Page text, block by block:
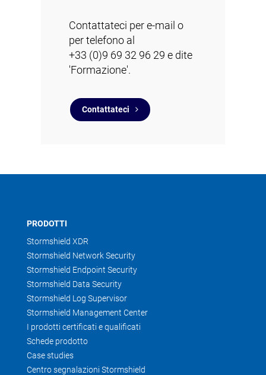
Contattateci per e-mail o
per telefono al
+33 (0)9 69 32 96 29 e dite
'Formazione'.
Contattateci
PRODOTTI
Stormshield XDR
Stormshield Network Security
Stormshield Endpoint Security
Stormshield Data Security
Stormshield Log Supervisor
Stormshield Management Center
I prodotti certificati e qualificati
Schede prodotto
Case studies
Centro segnalazioni Stormshield